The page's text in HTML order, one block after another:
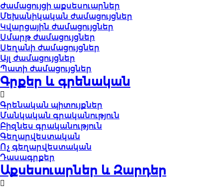
Ժամացույցի աքսեսուարներ
Մեխանիկական ժամացույցներ
Կվարցային ժամացույցներ
Սմարթ ժամացույցներ
Սեղանի ժամացույցներ
Այլ ժամացույցներ
Պատի ժամացույցներ
Գրքեր և գրենական
Գրենական պիտույքներ
Մանկական գրականություն
Բիզնես գրականություն
Գեղարվեստական
Ոչ գեղարվեստական
Դասագրքեր
Աքսեսուարներ և Զարդեր